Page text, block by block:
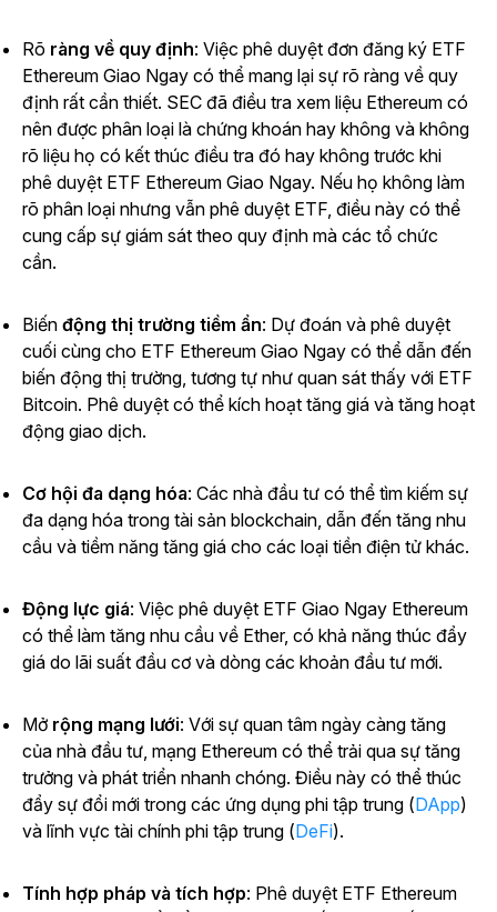
Rõ ràng về quy định: Việc phê duyệt đơn đăng ký ETF
Ethereum Giao Ngay có thể mang lại sự rõ ràng về quy
định rất cần thiết. SEC đã điều tra xem liệu Ethereum có
nên được phân loại là chứng khoán hay không và không
rõ liệu họ có kết thúc điều tra đó hay không trước khi
phê duyệt ETF Ethereum Giao Ngay. Nếu họ không làm
rõ phân loại nhưng vẫn phê duyệt ETF, điều này có thể
cung cấp sự giám sát theo quy định mà các tổ chức
cần.
Biến động thị trường tiềm ẩn: Dự đoán và phê duyệt
cuối cùng cho ETF Ethereum Giao Ngay có thể dẫn đến
biến động thị trường, tương tự như quan sát thấy với ETF
Bitcoin. Phê duyệt có thể kích hoạt tăng giá và tăng hoạt
động giao dịch.
Cơ hội đa dạng hóa: Các nhà đầu tư có thể tìm kiếm sự
đa dạng hóa trong tài sản blockchain, dẫn đến tăng nhu
cầu và tiềm năng tăng giá cho các loại tiền điện tử khác.
Động lực giá: Việc phê duyệt ETF Giao Ngay Ethereum
có thể làm tăng nhu cầu về Ether, có khả năng thúc đẩy
giá do lãi suất đầu cơ và dòng các khoản đầu tư mới.
Mở rộng mạng lưới: Với sự quan tâm ngày càng tăng
của nhà đầu tư, mạng Ethereum có thể trải qua sự tăng
trưởng và phát triển nhanh chóng. Điều này có thể thúc
đẩy sự đổi mới trong các ứng dụng phi tập trung (DApp)
và lĩnh vực tài chính phi tập trung (DeFi).
Tính hợp pháp và tích hợp: Phê duyệt ETF Ethereum